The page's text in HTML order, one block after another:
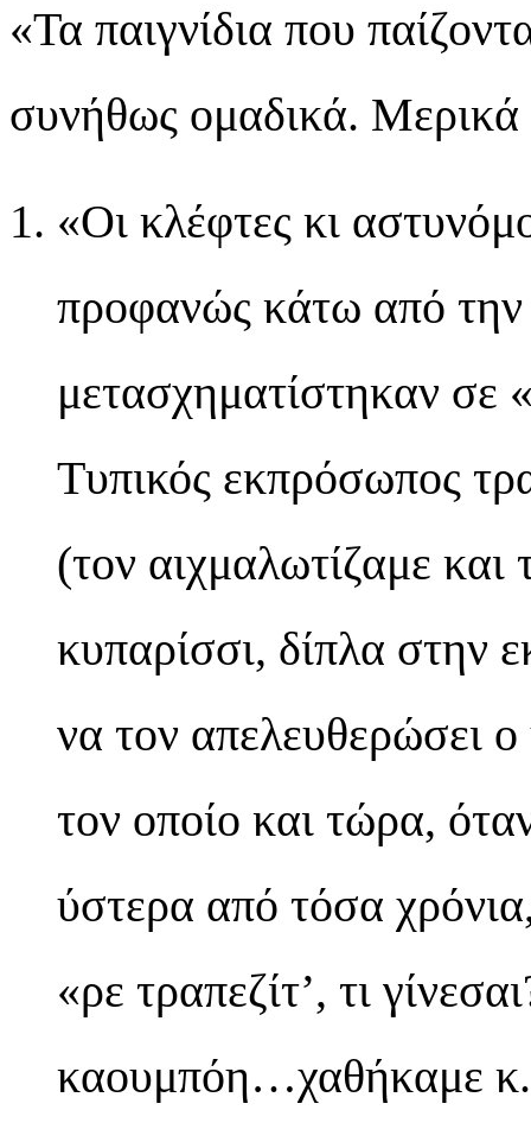
«Τα παιγνίδια που
συνήθως ομαδικά. Μερικά
«Οι κλέφτες κι
προφανώς κάτω από την
μετασχηματίστηκαν σε
Τυπικός εκπρόσωπος
(τον αιχμαλωτίζαμε και
κυπαρίσσι, δίπλα στην
να τον απελευθερώσει
τον οποίο και τώρα,
ύστερα από τόσα
«ρε τραπεζίτ’, τι
καουμπόη…χαθήκαμε